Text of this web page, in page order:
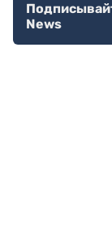
News